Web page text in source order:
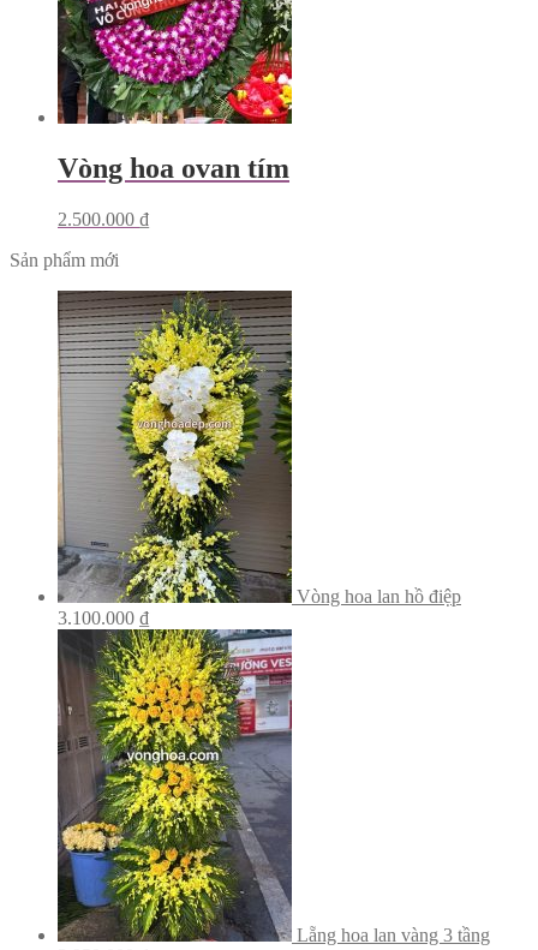
Vòng hoa ovan tím
2.500.000 ₫
Sản phẩm mới
Vòng hoa lan hồ điệp
3.100.000 ₫
Lẵng hoa lan vàng 3 tầng